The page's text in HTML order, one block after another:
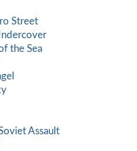
Street
the Sea
Assault